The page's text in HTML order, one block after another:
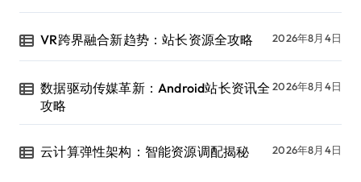
VR跨界融合新趋势：站长资源全攻略 2026年8月4日
数据驱动传媒革新：Android站长资讯全
攻略
2026年8月4日
云计算弹性架构：智能资源调配揭秘 2026年8月4日